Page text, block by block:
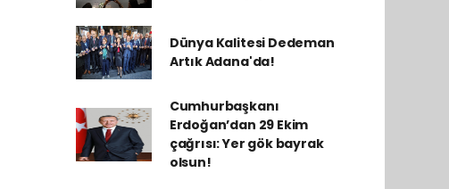
Dünya Kalitesi Dedeman
Artık Adana'da!
Cumhurbaşkanı
Erdoğan’dan 29 Ekim
çağrısı: Yer gök bayrak
olsun!